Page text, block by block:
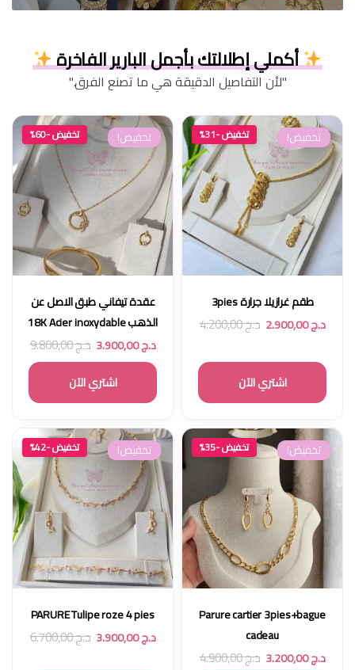
أكملي إطلالتك بأجمل البارير الفاخرة
"لأن التفاصيل الدقيقة هي ما تصنع الفرق."
تخفيض! تخفيض -31%
طقم غرازيلا جرارة 3pies
د.ج2.900,00 د.ج4.200,00
اشتري الآن
تخفيض! تخفيض -60%
عقدة تيفاني طبق الاصل عن
الذهب 18K Acier inoxydable
د.ج3.900,00 د.ج9.800,00
اشتري الآن
تخفيض! تخفيض -35%
Parure cartier 3pies+bague
cadeau
د.ج3.200,00 د.ج4.900,00
تخفيض! تخفيض -42%
PARURE Tulipe roze 4 pies
د.ج3.900,00 د.ج6.700,00